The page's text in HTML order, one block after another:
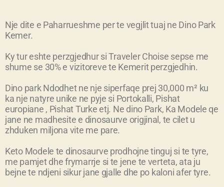
Nje dite e Paharrueshme per te vegjlit tuaj ne Dino Park
Kemer.
Ky tur eshte perzgjedhur si Traveler Choise sepse me
shume se 30% e vizitoreve te Kemerit perzgjedhin.
Dino park Ndodhet ne nje siperfaqe prej 30,000 m² ku
ka nje natyre unike ne pyje si Portokalli, Pishat
europiane , Pishat Turke etj. Ne dino Park, Ka Modele qe
jane ne madhesite e dinosaurve origjinal, te cilet u
zhduken miljona vite me pare.
Keto Modele te dinosaurve prodhojne tinguj si te tyre,
me pamjet dhe frymarrje si te jene te verteta, ata ju
bejne te ndjeni sikur jane gjalle dhe po kaloni afer tyre.